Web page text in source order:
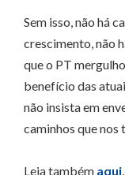
Sem isso, não há
crescimento, não
que o PT
benefício das
não insista em
caminhos que
Leia também aqui.